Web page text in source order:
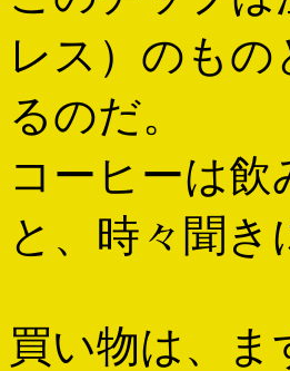
レス）のも
るのだ。
コーヒーは
と、時々聞
買い物は、